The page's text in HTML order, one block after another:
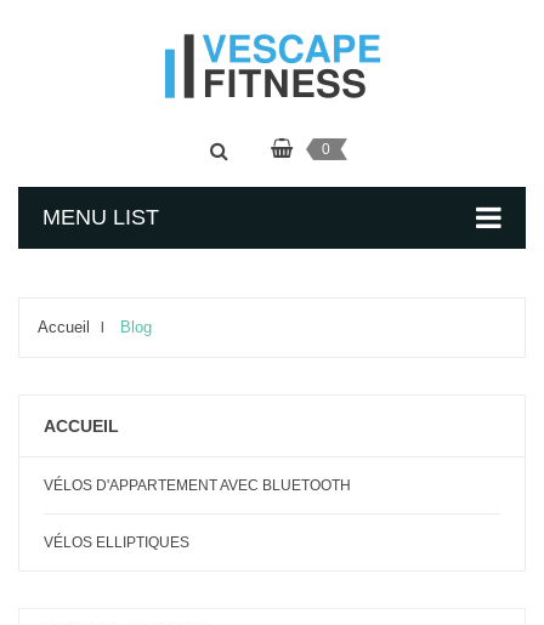
0
MENU LIST
Accueil Blog
ACCUEIL
VÉLOS D'APPARTEMENT AVEC BLUETOOTH
VÉLOS ELLIPTIQUES